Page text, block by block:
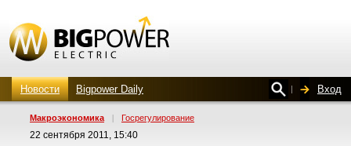
Новости Bigpower Daily Вход
Макроэкономика | Госрегулирование
22 сентября 2011, 15:40